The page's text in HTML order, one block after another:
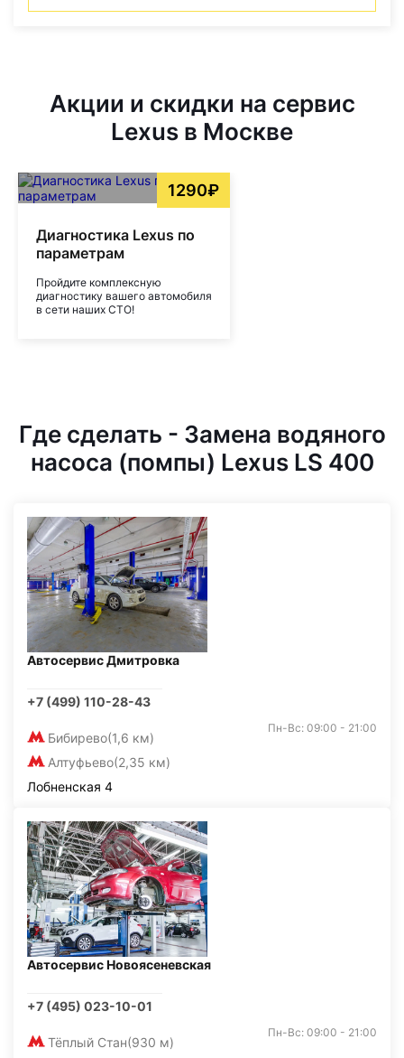
Акции и скидки на сервис
Lexus в Москве
1290₽
Диагностика Lexus по
параметрам
Пройдите комплексную
диагностику вашего автомобиля
в сети наших СТО!
Где сделать - Замена водяного
насоса (помпы) Lexus LS 400
Автосервис Дмитровка
+7 (499) 110-28-43
Бибирево(1,6 км)
Алтуфьево(2,35 км)
Пн-Вс: 09:00 - 21:00
Лобненская 4
Автосервис Новоясеневская
+7 (495) 023-10-01
Тёплый Стан(930 м)
Пн-Вс: 09:00 - 21:00